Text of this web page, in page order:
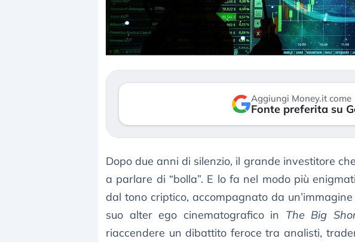
Aggiungi Money.it come
Fonte preferita su
Dopo due anni di silenzio, il grande investitore
a parlare di “bolla”. E lo fa nel modo più
dal tono criptico, accompagnato da
suo alter ego cinematografico in The Big
riaccendere un dibattito feroce tra analisti,
Dalle valutazioni estreme
correzione. Cosa sta
repricing degli asset?
verso le (…)
3 agosto 2026